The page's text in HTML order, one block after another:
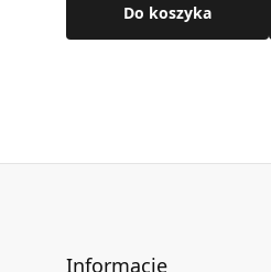
Do koszyka
Informacje